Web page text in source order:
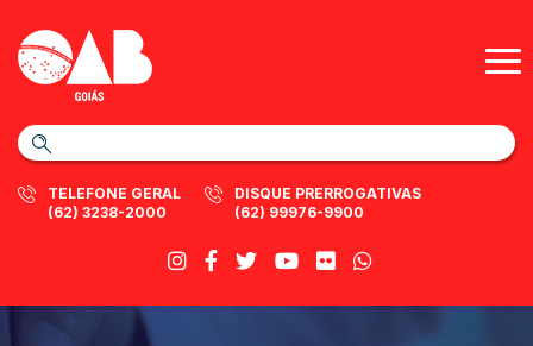
TELEFONE GERAL
(62) 3238-2000
DISQUE PRERROGATIVAS
(62) 99976-9900